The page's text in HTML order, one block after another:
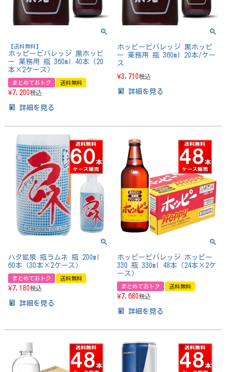
【送料無料】
ホッピービバレッジ 黒ホッピ
ー 業務用 瓶 360ml 40本（20
本×2ケース）
まとめておトク 送料無料
¥7,200税込
詳細を見る
ホッピービバレッジ 黒ホッピ
ー 業務用 瓶 360ml 20本/ケー
ス
¥3,710税込
詳細を見る
ハタ鉱泉 瓶ラムネ 瓶 200ml
60本（30本×2ケース）
まとめておトク 送料無料
¥7,180税込
詳細を見る
ホッピービバレッジ ホッピー
330 瓶 330ml 48本（24本×2ケ
ース）
まとめておトク 送料無料
¥7,680税込
詳細を見る